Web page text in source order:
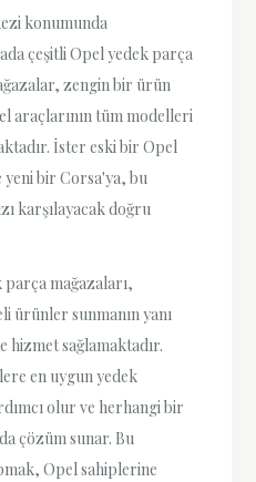
konumunda
çeşitli Opel yedek parça
zengin bir ürün
araçlarının tüm modelleri
İster eski bir Opel
bir Corsa'ya, bu
karşılayacak doğru
mağazaları,
ürünler sunmanın yanı
hizmet sağlamaktadır.
en uygun yedek
olur ve herhangi bir
çözüm sunar. Bu
Opel sahiplerine